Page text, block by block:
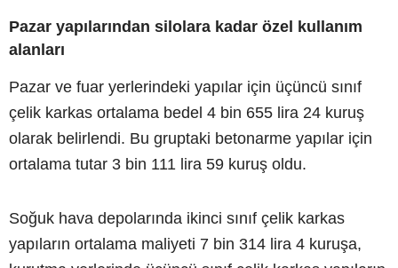
Pazar yapılarından silolara kadar özel kullanım
alanları
Pazar ve fuar yerlerindeki yapılar için üçüncü sınıf
çelik karkas ortalama bedel 4 bin 655 lira 24 kuruş
olarak belirlendi. Bu gruptaki betonarme yapılar için
ortalama tutar 3 bin 111 lira 59 kuruş oldu.
Soğuk hava depolarında ikinci sınıf çelik karkas
yapıların ortalama maliyeti 7 bin 314 lira 4 kuruşa,